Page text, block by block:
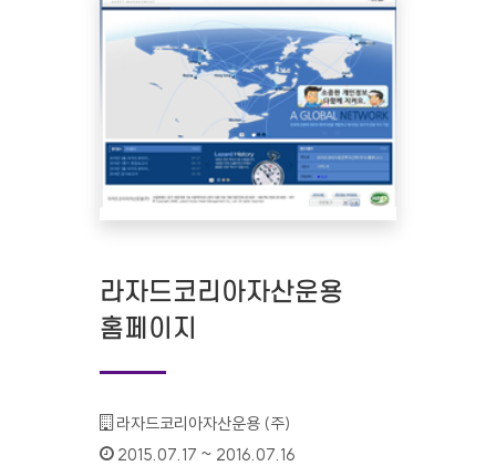
라자드코리아자산운용
홈페이지
기관명 :
라자드코리아자산운용 (주)
인증기간 :
2015.07.17 ~ 2016.07.16